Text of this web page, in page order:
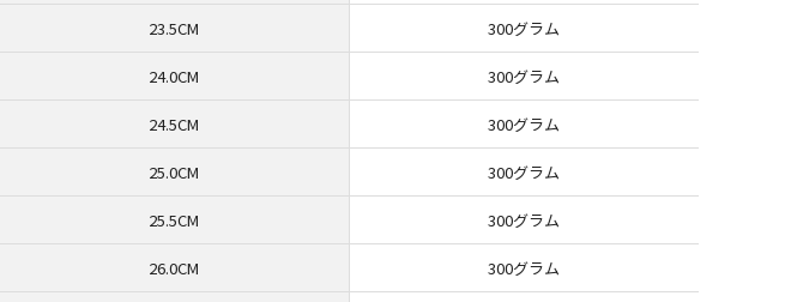
23.5CM 300グラム
24.0CM 300グラム
24.5CM 300グラム
25.0CM 300グラム
25.5CM 300グラム
26.0CM 300グラム